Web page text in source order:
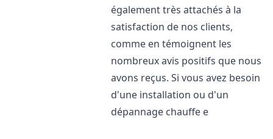
également très attachés à la
satisfaction de nos clients,
comme en témoignent les
nombreux avis positifs que nous
avons reçus. Si vous avez besoin
d'une installation ou d'un
dépannage chauffe e